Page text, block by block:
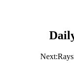
Next: